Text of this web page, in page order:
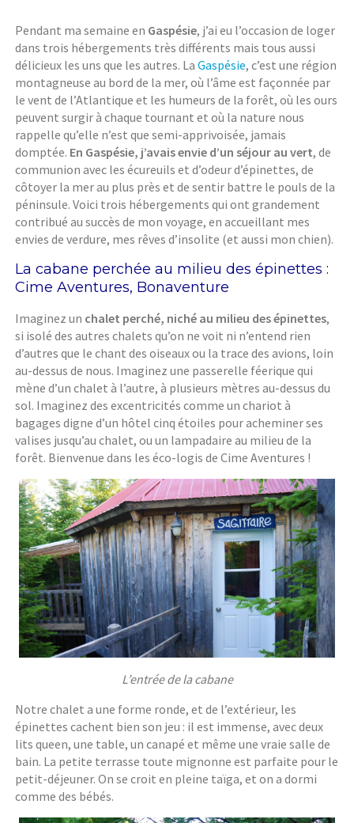
Pendant ma semaine en Gaspésie, j’ai eu l’occasion de loger
dans trois hébergements très différents mais tous aussi
délicieux les uns que les autres. LaGaspésie, c’est une région
montagneuse au bord de la mer, où l’âme est façonnée par
le vent de l’Atlantique et les humeurs de la forêt, où les ours
peuvent surgir à chaque tournant et où la nature nous
rappelle qu’elle n’est que semi-apprivoisée, jamais
domptée. En Gaspésie, j’avais envie d’un séjour au vert, de
communion avec les écureuils et d’odeur d’épinettes, de
côtoyer la mer au plus près et de sentir battre le pouls de la
péninsule. Voici trois hébergements qui ont grandement
contribué au succès de mon voyage, en accueillant mes
envies de verdure, mes rêves d’insolite (et aussi mon chien).
La cabane perchée au milieu des épinettes :
Cime Aventures, Bonaventure
Imaginez un chalet perché, niché au milieu des épinettes,
si isolé des autres chalets qu’on ne voit ni n’entend rien
d’autres que le chant des oiseaux ou la trace des avions, loin
au-dessus de nous. Imaginez une passerelle féerique qui
mène d’un chalet à l’autre, à plusieurs mètres au-dessus du
sol. Imaginez des excentricités comme un chariot à
bagages digne d’un hôtel cinq étoiles pour acheminer ses
valises jusqu’au chalet, ou un lampadaire au milieu de la
forêt. Bienvenue dans les éco-logis de Cime Aventures !
L’entrée de la cabane
Notre chalet a une forme ronde, et de l’extérieur, les
épinettes cachent bien son jeu : il est immense, avec deux
lits queen, une table, un canapé et même une vraie salle de
bain. La petite terrasse toute mignonne est parfaite pour le
petit-déjeuner. On se croit en pleine taïga, et on a dormi
comme des bébés.